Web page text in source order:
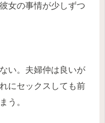
女の事情が少しずつ
い。夫婦仲は良いが
にセックスしても前
う。